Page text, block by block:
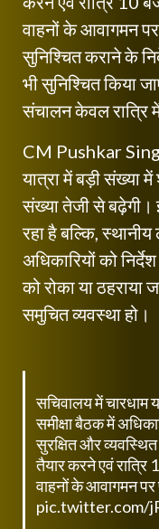
वाहनों के आवागमन
सुनिश्चित कराने के
भी सुनिश्चित किया
संचालन केवल रात्रि
CM Pushkar
यात्रा में बड़ी संख्या
संख्या तेजी से बढ़ेगी।
रहा है बल्कि, स्थानीय
अधिकारियों को
को रोका या ठहराया
समुचित व्यवस्था हो।
सचिवालय में चारधाम
समीक्षा बैठक में
सुरक्षित और
तैयार करने एवं रात्रि
वाहनों के आवागमन
pic.twitter.com/